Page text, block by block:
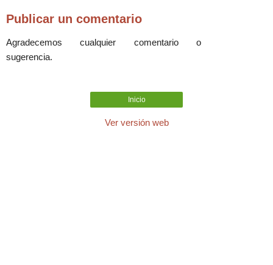
Publicar un comentario
Agradecemos cualquier comentario o
sugerencia.
Inicio
Ver versión web